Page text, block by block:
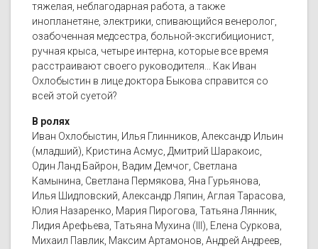
тяжелая, неблагодарная работа, а также
инопланетяне, электрики, спивающийся венеролог,
озабоченная медсестра, больной-эксгибиционист,
ручная крыса, четыре интерна, которые все время
расстраивают своего руководителя... Как Иван
Охлобыстин в лице доктора Быкова справится со
всей этой суетой?
В ролях
Иван Охлобыстин, Илья Глинников, Александр Ильин
(младший), Кристина Асмус, Дмитрий Шаракоис,
Один Ланд Байрон, Вадим Демчог, Светлана
Камынина, Светлана Пермякова, Яна Гурьянова,
Илья Шидловский, Александр Ляпин, Аглая Тарасова,
Юлия Назаренко, Мария Пирогова, Татьяна Лянник,
Лидия Арефьева, Татьяна Мухина (III), Елена Суркова,
Михаил Павлик, Максим Артамонов, Андрей Андреев,